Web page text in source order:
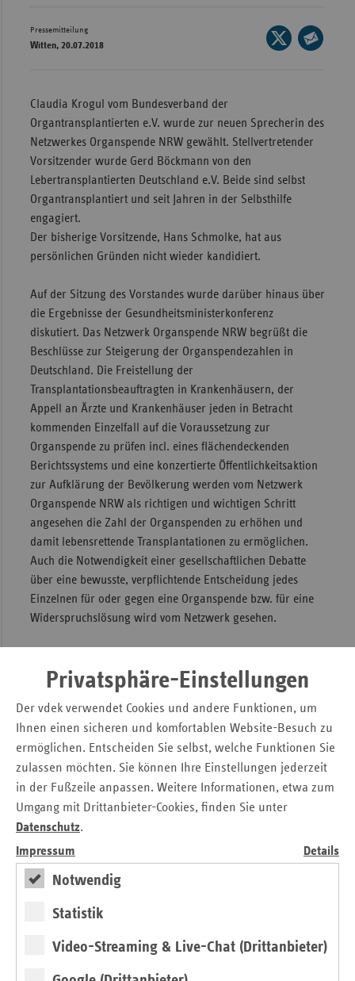
Privatsphäre-Einstellungen
Der vdek verwendet Cookies und andere Funktionen, um
Ihnen einen sicheren und komfortablen Website-Besuch zu
ermöglichen. Entscheiden Sie selbst, welche Funktionen Sie
zulassen möchten. Sie können Ihre Einstellungen jederzeit
in der Fußzeile anpassen. Weitere Informationen, etwa zum
Umgang mit Drittanbieter-Cookies, finden Sie unter
Datenschutz.
Impressum
Details
Notwendig
Statistik
Video-Streaming & Live-Chat (Drittanbieter)
Pressemitteilung
Witten, 20.07.2018
Seite
auf
Mail
Claudia Krogul vom Bundesverband der
Organtransplantierten e.V. wurde zur neuen Sprecherin des
Netzwerkes Organspende NRW gewählt. Stellvertretender
Vorsitzender wurde Gerd Böckmann von den
Lebertransplantierten Deutschland e.V. Beide sind selbst
Organtransplantiert und seit Jahren in der Selbsthilfe
engagiert.
Der bisherige Vorsitzende, Hans Schmolke, hat aus
persönlichen Gründen nicht wieder kandidiert.
Auf der Sitzung des Vorstandes wurde darüber hinaus über
die Ergebnisse der Gesundheitsministerkonferenz
diskutiert. Das Netzwerk Organspende NRW begrüßt die
Beschlüsse zur Steigerung der Organspendezahlen in
Deutschland. Die Freistellung der
Transplantationsbeauftragten in Krankenhäusern, der
Appell an Ärzte und Krankenhäuser jeden in Betracht
kommenden Einzelfall auf die Voraussetzung zur
Organspende zu prüfen incl. eines flächendeckenden
Berichtssystems und eine konzertierte Öffentlichkeitsaktion
zur Aufklärung der Bevölkerung werden vom Netzwerk
Organspende NRW als richtigen und wichtigen Schritt
angesehen die Zahl der Organspenden zu erhöhen und
damit lebensrettende Transplantationen zu ermöglichen.
Auch die Notwendigkeit einer gesellschaftlichen Debatte
über eine bewusste, verpflichtende Entscheidung jedes
Einzelnen für oder gegen eine Organspende bzw. für eine
Widerspruchslösung wird vom Netzwerk gesehen.
selbstgewählten Ziele des Netzwerkes Organspende NRW.
Dabei liegt der Schwerpunkt der Aktivitäten bei
persönlichen Gesprächen. Auf öffentlichen Veranstaltungen,
aber auch an Info-Ständen in Krankenhäusern und
Fußgängerzonen sowie bei Projekttagen in Schulen
beantworten die Mitglieder des Netzwerkes Fragen von
Bürgerinnen und Bürgern.
Weitere Informationen finden sich unter: www.netzwerk-
organspende-nrw.de
20.7.18 Neues Sprecherteam.pdf